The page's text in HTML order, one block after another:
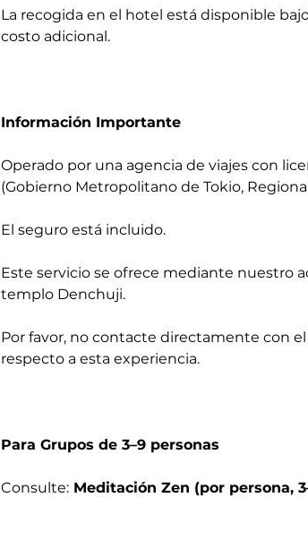
La recogida en el hotel está disponible
costo adicional.
Información Importante
Operado por una agencia de viajes con
(Gobierno Metropolitano de Tokio,
El seguro está incluido.
Este servicio se ofrece mediante nuestro
templo Denchuji.
Por favor, no contacte directamente con
respecto a esta experiencia.
Para Grupos de 3–9 personas
Consulte: Meditación Zen (por persona,